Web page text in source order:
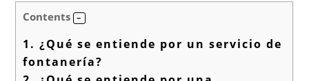
Contents
1. ¿Qué se entiende por un servicio de
fontanería?